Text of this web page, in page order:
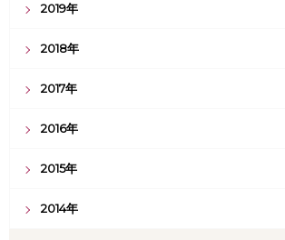
2019年
2018年
2017年
2016年
2015年
2014年